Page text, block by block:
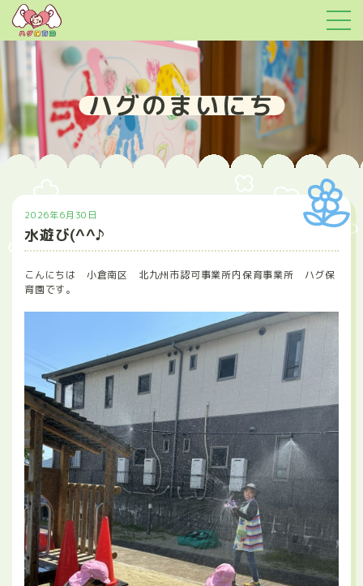
ハグのまいにち
2026年6月30日
水遊び(^^♪
こんにちは 小倉南区 北九州市認可事業所内保育事業所 ハグ保
育園です。